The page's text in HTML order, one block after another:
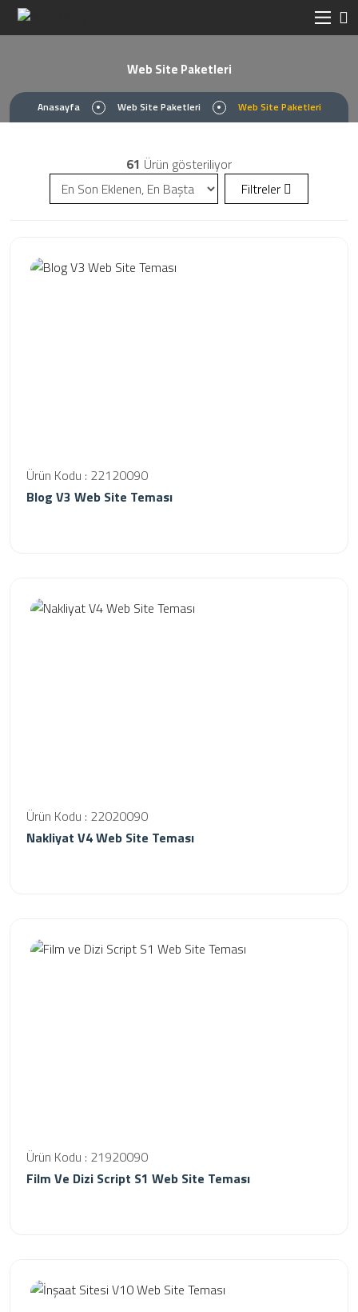
Web Site Paketleri
Anasayfa Web Site Paketleri Web Site Paketleri
61 Ürün gösteriliyor
Filtreler
Ürün Kodu : 22120090
Blog V3 Web Site Teması
Ürün Kodu : 22020090
Nakliyat V4 Web Site Teması
Ürün Kodu : 21920090
Film Ve Dizi Script S1 Web Site Teması